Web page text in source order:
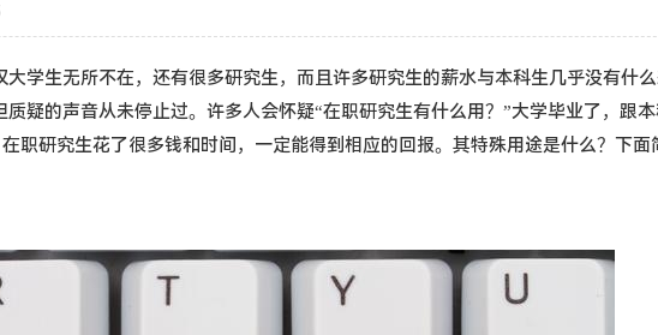
学生无所不在，还有很多研究生，而且许多研究生的薪水与本科生几乎没有什
质疑的声音从未停止过。许多人会怀疑“在职研究生有什么用？”大学毕业了，跟
职研究生花了很多钱和时间，一定能得到相应的回报。其特殊用途是什么？下面